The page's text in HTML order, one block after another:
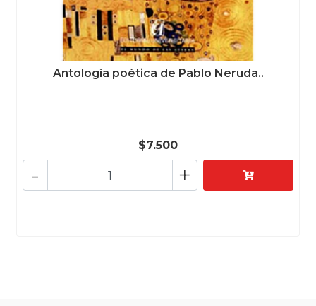
Antología poética de Pablo Neruda..
$7.500
+
-